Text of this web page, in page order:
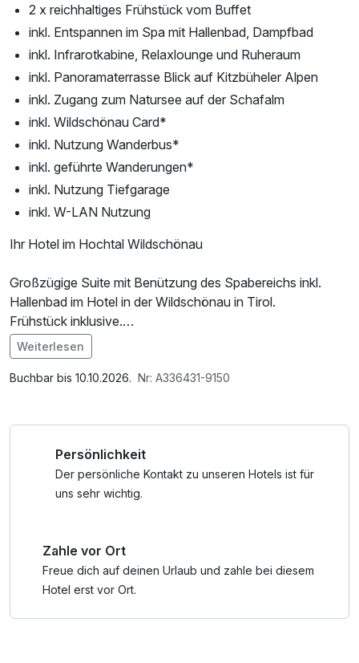
2 x reichhaltiges Frühstück vom Buffet
inkl. Entspannen im Spa mit Hallenbad, Dampfbad
inkl. Infrarotkabine, Relaxlounge und Ruheraum
inkl. Panoramaterrasse Blick auf Kitzbüheler Alpen
inkl. Zugang zum Natursee auf der Schafalm
inkl. Wildschönau Card*
inkl. Nutzung Wanderbus*
inkl. geführte Wanderungen*
inkl. Nutzung Tiefgarage
inkl. W-LAN Nutzung
Ihr Hotel im Hochtal Wildschönau
Großzügige Suite mit Benützung des Spabereichs inkl.
Hallenbad im Hotel in der Wildschönau in Tirol.
Frühstück inklusive.
Gerade frisch renoviert präsentieren sich unsere
Appartments/Zimmer und Suiten mit hellen Räumlichkeiten
Der Spabereich mit Hallenbad, Sauna, Dampfbad, Infrarot
Kabine, Relax Lounge, Ruheraum und
entfernten Schafalm mit Natursee. Der Zutritt zum
Natursee, dem einzigen See im Hochtal, ist ausschließlich
unseren Hotelgästen vorbehalten.
Im Angebot enthalten
Parkplatz, Nutzung des Wellnessbereichs, W-LAN
Weiterlesen
Buchbar bis 10.10.2026. Nr: A336431-9150
Persönlichkeit
Der persönliche Kontakt zu unseren Hotels ist für
uns sehr wichtig.
Zahle vor Ort
Freue dich auf deinen Urlaub und zahle bei diesem
Hotel erst vor Ort.